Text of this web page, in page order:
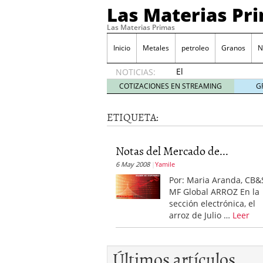
Las Materias
Las Materias Primas
Inicio Metales petroleo Granos
NOTICIAS:
El
Ecosistema
Kuailian,
tecnología
a todo el
mayo
2020
Presentación de Silk
WorldMarkets sigue
marzo 2020
agrónomo
MYTVCHAIN Primera
COTIZACIONES EN STREAMING
ETIQUETA:
Notas del Mercado de...
6 May 2008 Yamile
Por: Maria Aranda,
MF Global ARROZ En la
sección electrónica, el
arroz de Julio … Leer